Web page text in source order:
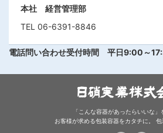
本社 経営管理部
TEL 06-6391-8846
電話問い合わせ受付時間 平日9:00～
「こんな容器があったらいいな」
お客様が求める包装容器をカタチに。
包